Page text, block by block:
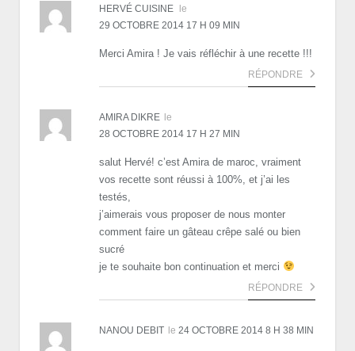
HERVÉ CUISINE le
29 OCTOBRE 2014 17 H 09 MIN
Merci Amira ! Je vais réfléchir à une recette !!!
RÉPONDRE
AMIRA DIKRE le
28 OCTOBRE 2014 17 H 27 MIN
salut Hervé! c’est Amira de maroc, vraiment
vos recette sont réussi à 100%, et j’ai les
testés,
j’aimerais vous proposer de nous monter
comment faire un gâteau crêpe salé ou bien
sucré
je te souhaite bon continuation et merci
RÉPONDRE
NANOU DEBIT le 24 OCTOBRE 2014 8 H 38 MIN